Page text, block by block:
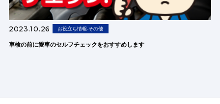
2023.10.26 お役立ち情報-その他
車検の前に愛車のセルフチェックをおすすめします